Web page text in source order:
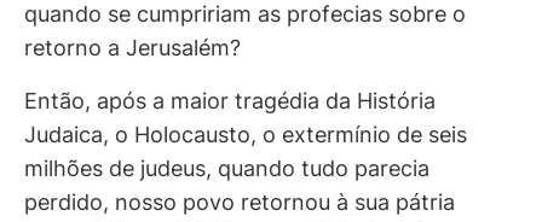
quando se cumpririam as profecias sobre o
retorno a Jerusalém?
Então, após a maior tragédia da História
Judaica, o Holocausto, o extermínio de seis
milhões de judeus, quando tudo parecia
perdido, nosso povo retornou à sua pátria